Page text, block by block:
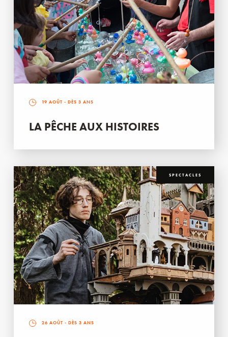
19 AOÛT - DÈS 3 ANS
LA PÊCHE AUX HISTOIRES
SPECTACLES
26 AOÛT - DÈS 3 ANS